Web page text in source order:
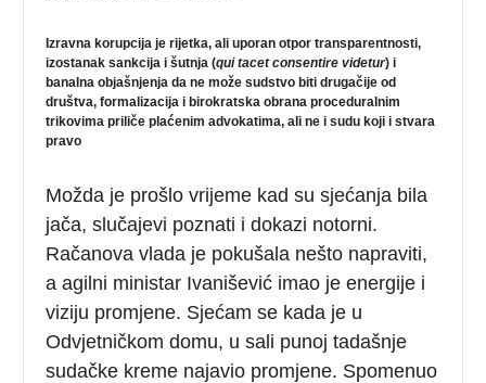
Izravna korupcija je rijetka, ali uporan otpor transparentnosti,
izostanak sankcija i šutnja (qui tacet consentire videtur) i
banalna objašnjenja da ne može sudstvo biti drugačije od
društva, formalizacija i birokratska obrana proceduralnim
trikovima priliče plaćenim advokatima, ali ne i sudu koji i stvara
pravo
Možda je prošlo vrijeme kad su sjećanja bila
jača, slučajevi poznati i dokazi notorni.
Račanova vlada je pokušala nešto napraviti,
a agilni ministar Ivanišević imao je energije i
viziju promjene. Sjećam se kada je u
Odvjetničkom domu, u sali punoj tadašnje
sudačke kreme najavio promjene. Spomenuo